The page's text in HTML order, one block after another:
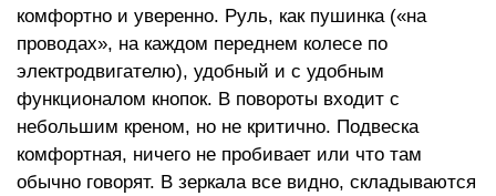
комфортно и уверенно. Руль, как пушинка («на
проводах», на каждом переднем колесе по
электродвигателю), удобный и с удобным
функционалом кнопок. В повороты входит с
небольшим креном, но не критично. Подвеска
комфортная, ничего не пробивает или что там
обычно говорят. В зеркала все видно, складываются